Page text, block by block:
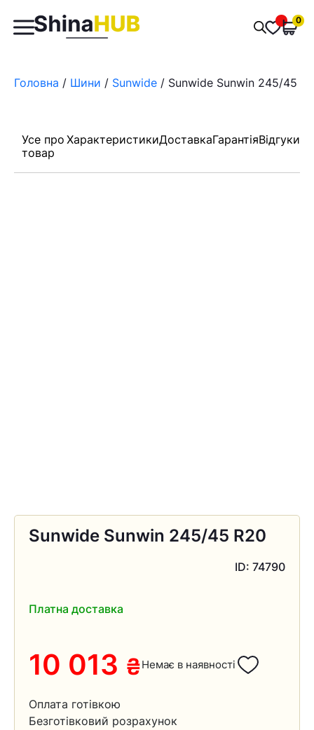
Пошук
товарів
0
Головна / Шини / Sunwide / Sunwide Sunwin 245/45
Усе про
товар
ХарактеристикиДоставкаГарантіяВідгуки
Sunwide Sunwin 245/45 R20
ID: 74790
Платна доставка
10 013 ₴Немає в наявності
Оплата готівкою
Безготівковий розрахунок